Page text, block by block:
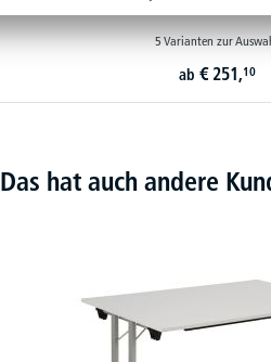
5 Varianten zur
ab € 251,10
Das hat auch andere